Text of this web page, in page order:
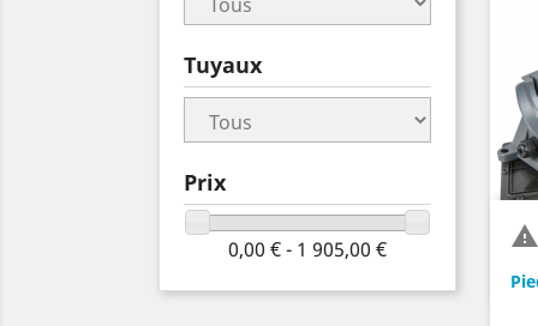
Tuyaux
Prix
0,00 € - 1 905,00 € 